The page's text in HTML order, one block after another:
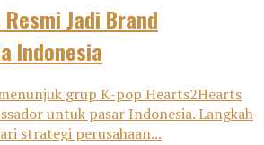
Jadi Brand
Indonesia
grup K-pop Hearts2Hearts
untuk pasar Indonesia. Langkah
strategi perusahaan...